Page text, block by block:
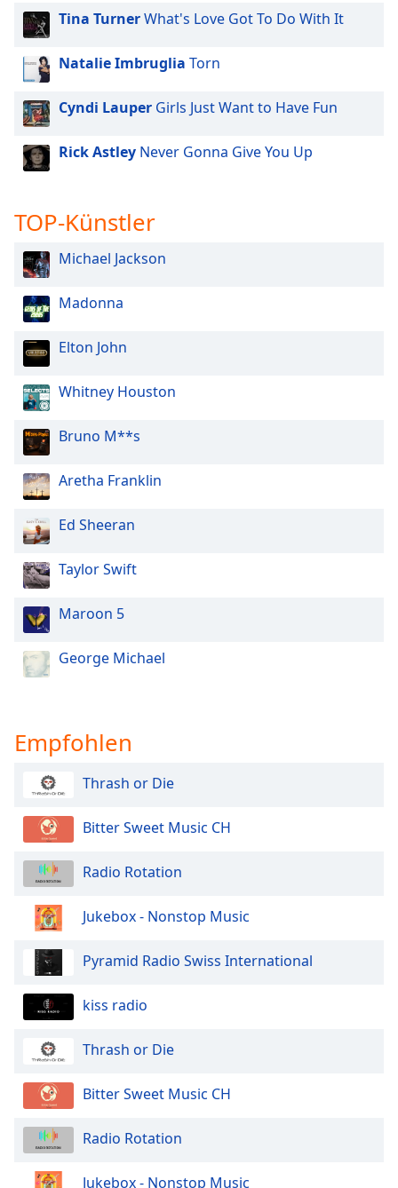
Font
Reset
Done
Close
Modal
Dialog
dialog
window.
Tina TurnerWhat's Love Got To Do With It
Natalie Imbruglia Torn
Cyndi Lauper Girls Just Want to Have Fun
Rick Astley Never Gonna Give You Up
TOP-Künstler
Michael Jackson
Madonna
Elton John
Whitney Houston
Bruno M**s
Aretha Franklin
Ed Sheeran
Taylor Swift
Maroon 5
George Michael
Empfohlen
Thrash or Die
Bitter Sweet Music CH
Radio Rotation
Jukebox - Nonstop Music
Pyramid Radio Swiss International
kiss radio
Thrash or Die
Bitter Sweet Music CH
Radio Rotation
Jukebox - Nonstop Music